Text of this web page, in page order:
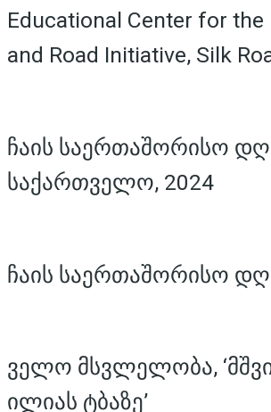
Educational Center for the
and Road Initiative, Silk
ჩაის საერთაშორისო
საქართველო, 2024
ჩაის საერთაშორისო
ველო მსვლელობა,
ილიას ტბაზე’